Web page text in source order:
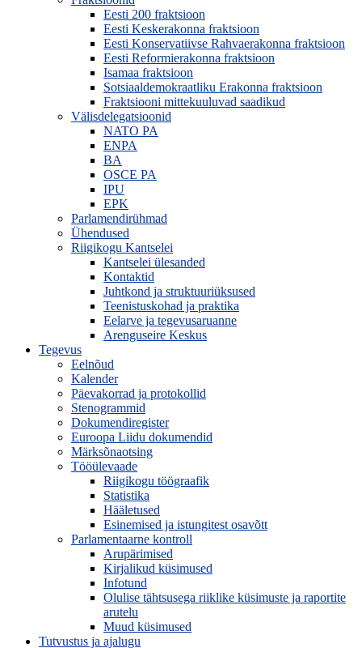
Eesti 200 fraktsioon
Eesti Keskerakonna fraktsioon
Eesti Konservatiivse Rahvaerakonna fraktsioon
Eesti Reformierakonna fraktsioon
Isamaa fraktsioon
Sotsiaaldemokraatliku Erakonna fraktsioon
Fraktsiooni mittekuuluvad saadikud
Välisdelegatsioonid
NATO PA
ENPA
BA
OSCE PA
IPU
EPK
Parlamendirühmad
Ühendused
Riigikogu Kantselei
Kantselei ülesanded
Kontaktid
Juhtkond ja struktuuriüksused
Teenistuskohad ja praktika
Eelarve ja tegevusaruanne
Arenguseire Keskus
Tegevus
Eelnõud
Kalender
Päevakorrad ja protokollid
Stenogrammid
Dokumendiregister
Euroopa Liidu dokumendid
Märksõnaotsing
Tööülevaade
Riigikogu töögraafik
Statistika
Hääletused
Esinemised ja istungitest osavõtt
Parlamentaarne kontroll
Arupärimised
Kirjalikud küsimused
Infotund
Olulise tähtsusega riiklike küsimuste ja raportite
arutelu
Muud küsimused
Tutvustus ja ajalugu